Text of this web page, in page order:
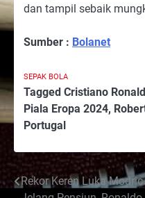
dan tampil sebaik
Sumber : Bolanet
SEPAK BOLA
Tagged Cristiano
Piala Eropa 2024,
Portugal
Post
Rekor Keren Luka Modric